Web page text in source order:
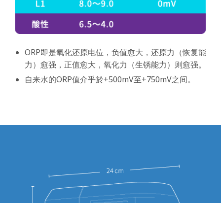
ORP即是氧化还原电位，负值愈大，还原力（恢复能
力）愈强，正值愈大，氧化力（生锈能力）则愈强。
自来水的ORP值介乎於+500mV至+750mV之间。